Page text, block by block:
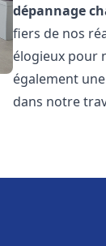
dépannage
fiers de nos
élogieux pour
également
dans notre